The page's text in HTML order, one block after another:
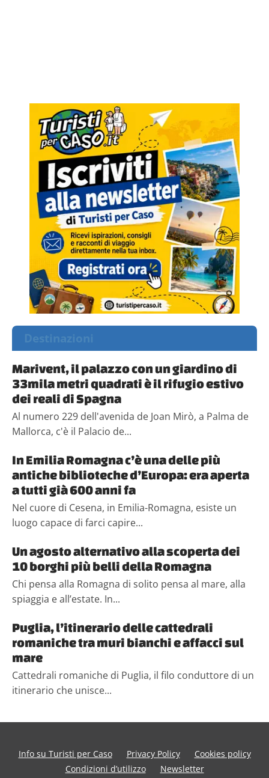
Destinazioni
Marivent, il palazzo con un giardino di
33mila metri quadrati è il rifugio estivo
dei reali di Spagna
Al numero 229 dell'avenida de Joan Mirò, a Palma de
Mallorca, c'è il Palacio de...
In Emilia Romagna c’è una delle più
antiche biblioteche d’Europa: era aperta
a tutti già 600 anni fa
Nel cuore di Cesena, in Emilia-Romagna, esiste un
luogo capace di farci capire...
Un agosto alternativo alla scoperta dei
10 borghi più belli della Romagna
Chi pensa alla Romagna di solito pensa al mare, alla
spiaggia e all’estate. In...
Puglia, l’itinerario delle cattedrali
romaniche tra muri bianchi e affacci sul
mare
Cattedrali romaniche di Puglia, il filo conduttore di un
itinerario che unisce...
Info su Turisti per Caso Privacy Policy
Cookies policy
Condizioni d’utilizzo
Newsletter